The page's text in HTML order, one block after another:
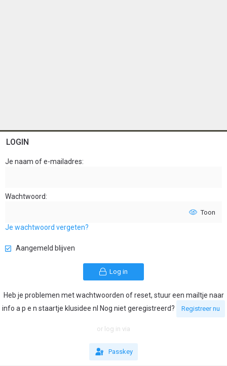
LOGIN
Je naam of e-mailadres
Wachtwoord
Toon
Je wachtwoord vergeten?
Aangemeld blijven
Log in
Heb je problemen met wachtwoorden of reset, stuur een mailtje naar
info a p e n staartje klusidee nl Nog niet geregistreerd?
Registreer nu
or log in via
Passkey